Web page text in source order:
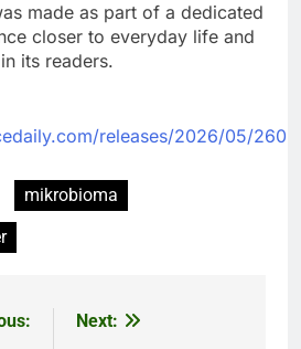
made as part of a dedicated
closer to everyday life and
its readers.
releases/2026/05/
mikrobioma
Next: